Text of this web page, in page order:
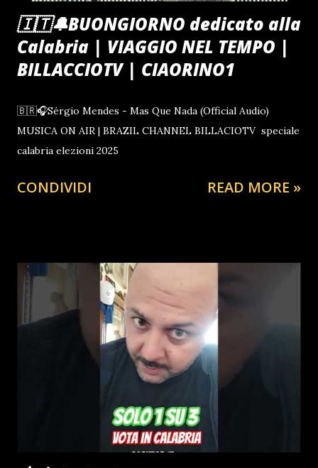
🇮🇹🔔BUONGIORNO dedicato alla
Calabria | VIAGGIO NEL TEMPO |
BILLACCIOTV | CIAORINO1
🇧🇷🎧Sérgio Mendes - Mas Que Nada (Official Audio)
MUSICA ON AIR | BRAZIL CHANNEL BILLACIOTV speciale
calabria elezioni 2025
CONDIVIDI READ MORE »